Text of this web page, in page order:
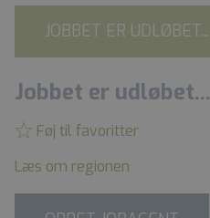
JOBBET ER UDLØBET...
Jobbet er udløbet...
Føj til favoritter
Læs om regionen